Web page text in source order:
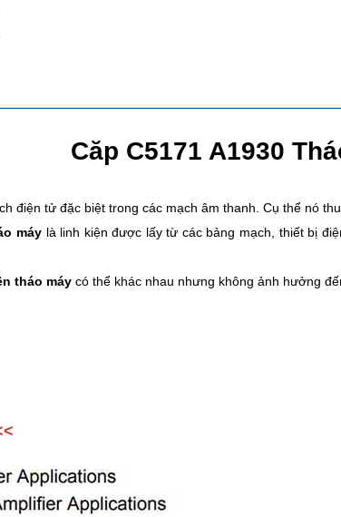
Căp C5171 A1930
điện tử đặc biệt trong các mạch âm thanh. Cụ thể nó
máy là linh kiện được lấy từ các bảng mạch, thiết bị
tháo máy có thể khác nhau nhưng không ảnh hưởng